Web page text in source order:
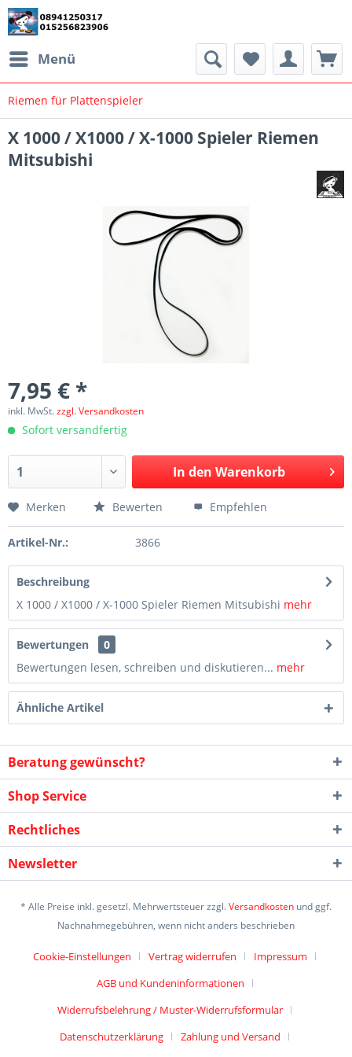
Menü
Riemen für Plattenspieler
X 1000 / X1000 / X-1000 Spieler Riemen
Mitsubishi
7,95 € *
inkl. MwSt.zzgl. Versandkosten
Sofort versandfertig
In den Warenkorb
Merken Bewerten Empfehlen
Artikel-Nr.: 3866
Beschreibung
X 1000 / X1000 / X-1000 Spieler Riemen Mitsubishi mehr
Bewertungen
0
Bewertungen lesen, schreiben und diskutieren... mehr
Ähnliche Artikel
Beratung gewünscht?
Shop Service
Rechtliches
Newsletter
* Alle Preise inkl. gesetzl. Mehrwertsteuer zzgl.Versandkosten und ggf.
Nachnahmegebühren, wenn nicht anders beschrieben
Cookie-Einstellungen Vertrag widerrufen
Impressum
AGB und Kundeninformationen
Widerrufsbelehrung / Muster-Widerrufsformular
Datenschutzerklärung
Zahlung und Versand